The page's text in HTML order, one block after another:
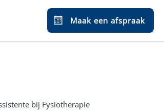
Maak een afspraak
bij Fysiotherapie